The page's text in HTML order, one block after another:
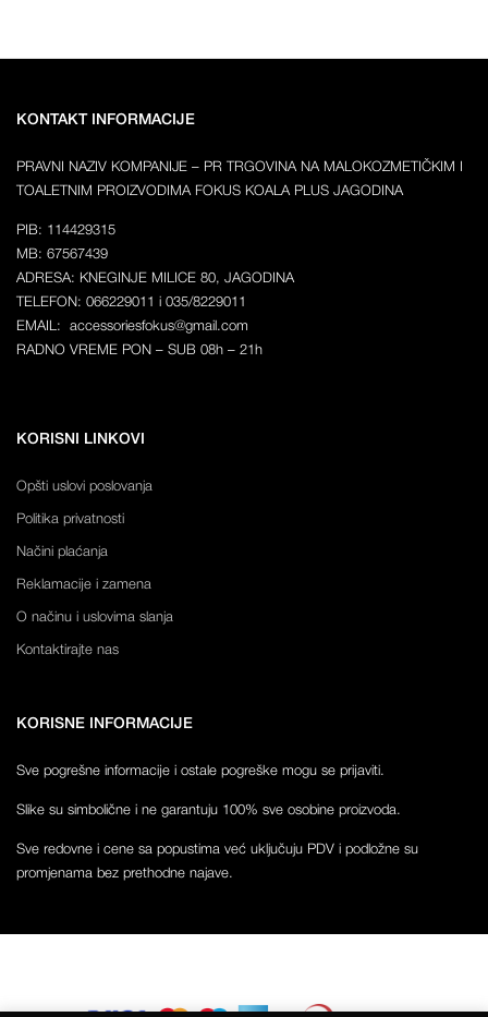
KONTAKT INFORMACIJE
PRAVNI NAZIV KOMPANIJE – PR TRGOVINA NA MALOKOZMETIČKIM I
TOALETNIM PROIZVODIMA FOKUS KOALA PLUS JAGODINA
PIB: 114429315
MB: 67567439
ADRESA: KNEGINJE MILICE 80, JAGODINA
TELEFON: 066229011 i 035/8229011
EMAIL: accessoriesfokus@gmail.com
RADNO VREME PON – SUB 08h – 21h
KORISNI LINKOVI
Opšti uslovi poslovanja
Politika privatnosti
Načini plaćanja
Reklamacije i zamena
O načinu i uslovima slanja
Kontaktirajte nas
KORISNE INFORMACIJE
Sve pogrešne informacije i ostale pogreške mogu se prijaviti.
Slike su simbolične i ne garantuju 100% sve osobine proizvoda.
Sve redovne i cene sa popustima već uključuju PDV i podložne su
promjenama bez prethodne najave.